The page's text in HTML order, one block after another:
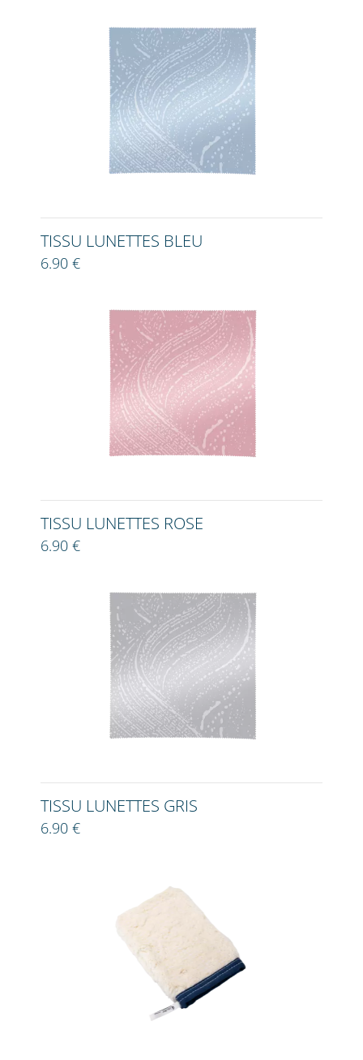
TISSU LUNETTES BLEU
6.90 €
TISSU LUNETTES ROSE
6.90 €
TISSU LUNETTES GRIS
6.90 €